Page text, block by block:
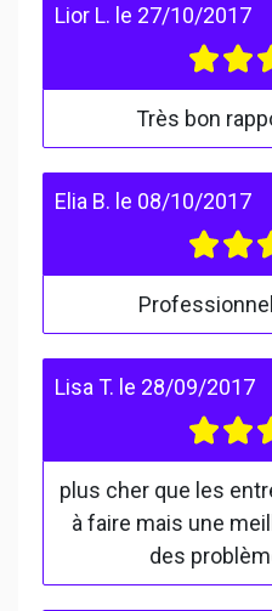
Lior L. le 27/10/2017
Très bon
Elia B. le 08/10/2017
Lisa T. le 28/09/2017
plus cher que les
à faire mais une
des